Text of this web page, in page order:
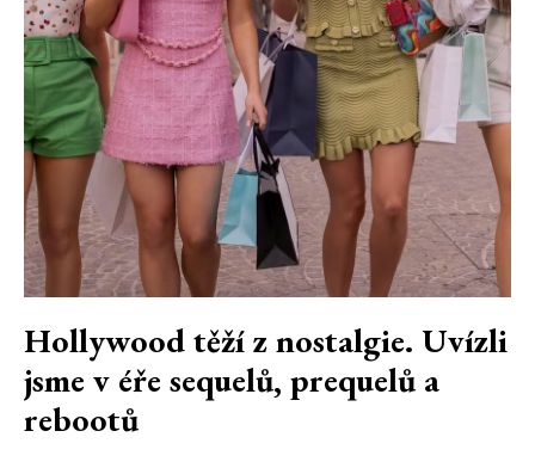
Hollywood těží z nostalgie. Uvízli
jsme v éře sequelů, prequelů a
rebootů